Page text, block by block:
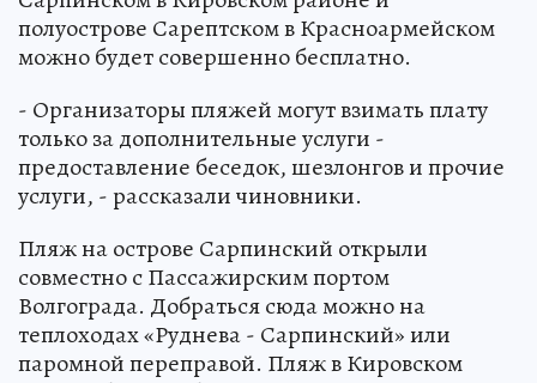
полуострове Сарептском в Красноармейском
можно будет совершенно бесплатно.
- Организаторы пляжей могут взимать плату
только за дополнительные услуги -
предоставление беседок, шезлонгов и прочие
услуги, - рассказали чиновники.
Пляж на острове Сарпинский открыли
совместно с Пассажирским портом
Волгограда. Добраться сюда можно на
теплоходах «Руднева - Сарпинский» или
паромной переправой. Пляж в Кировском